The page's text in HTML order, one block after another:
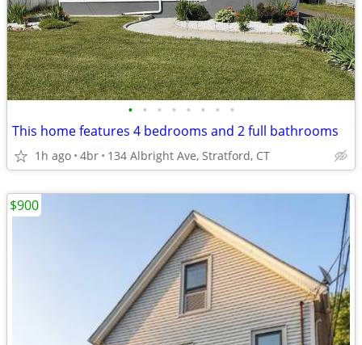
• • • • • • • •
This home features 4 bedrooms and 2 full bathrooms
1h ago 4br 134 Albright Ave, Stratford, CT
$900